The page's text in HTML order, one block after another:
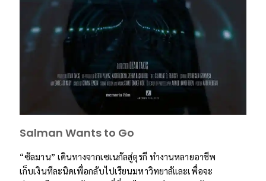
Salman Wants to Go
“ซัลมาน” เดินทางจากเซเนกัลสู่ตุรกี ทำงานหลายอาชีพ
เก็บเงินทีละนิดเพื่อกลับไปเรียนมหาวิทยาลัและเพื่อจะ